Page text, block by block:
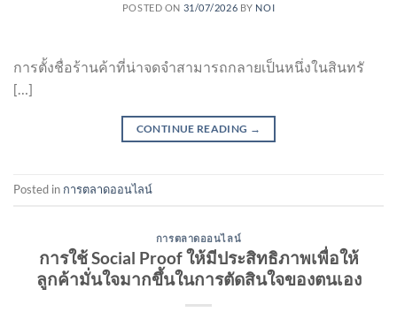
POSTED ON 31/07/2026 BY NOI
การตั้งชื่อร้านค้าที่น่าจดจำสามารถกลายเป็นหนึ่งในสินทรั
[…]
CONTINUE READING →
Posted in การตลาดออนไลน์
การตลาดออนไลน์
การใช้ Social Proof ให้มีประสิทธิภาพเพื่อให้
ลูกค้ามั่นใจมากขึ้นในการตัดสินใจของตนเอง